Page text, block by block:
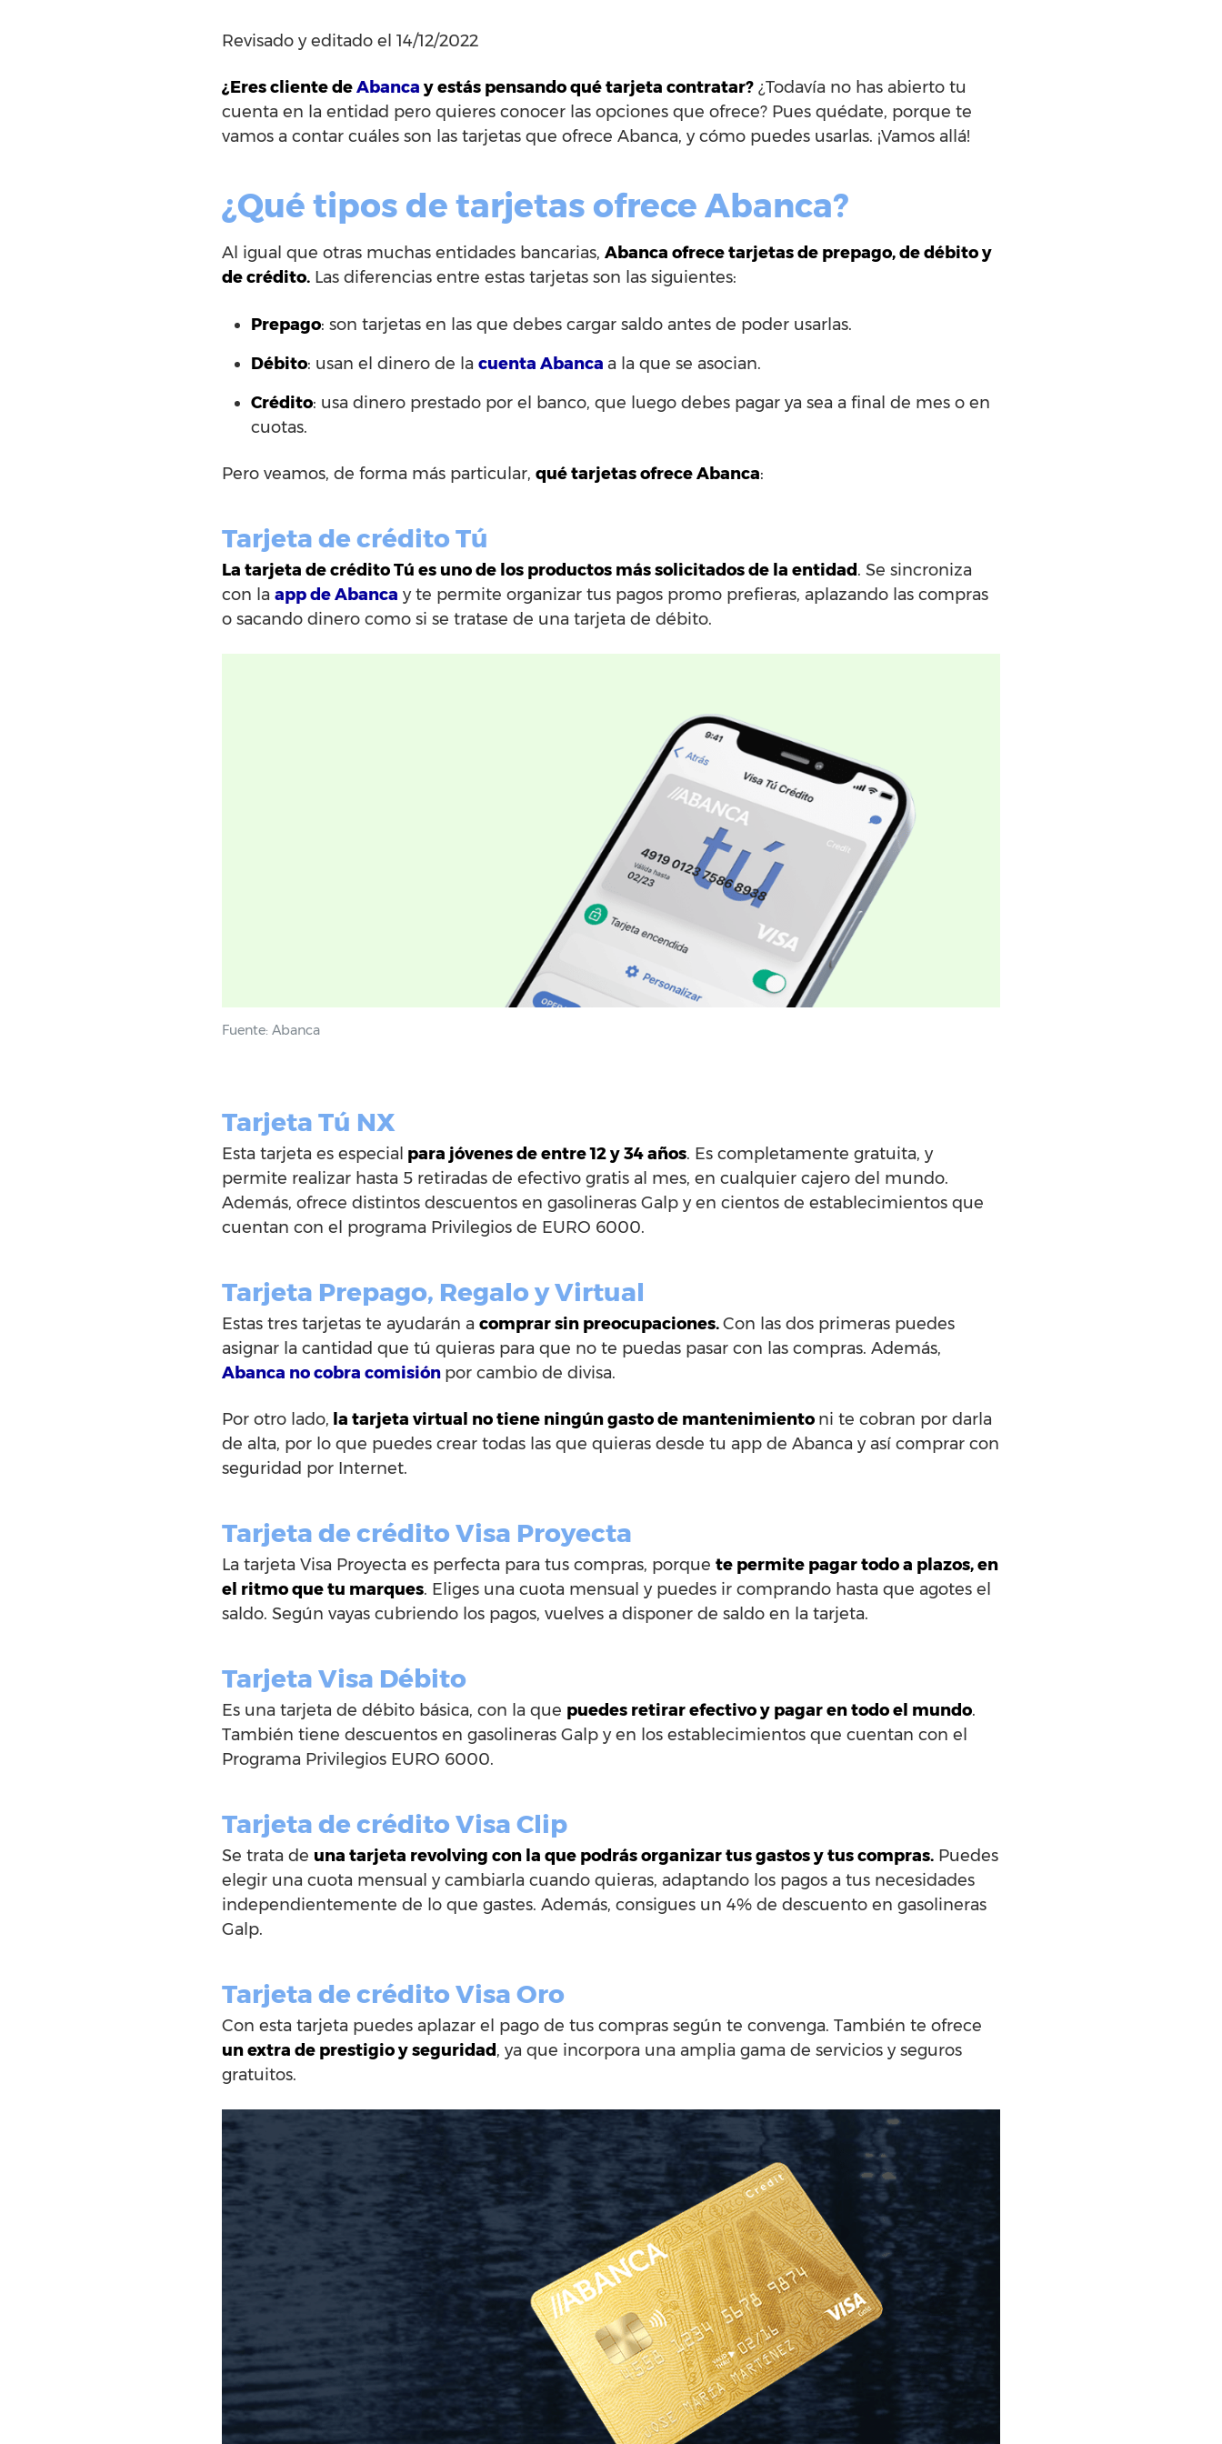
Revisado y editado el 14/12/2022
¿Eres cliente deAbanca y estás pensando qué tarjeta contratar? ¿Todavía no has abierto tu
cuenta en la entidad pero quieres conocer las opciones que ofrece? Pues quédate, porque te
vamos a contar cuáles son las tarjetas que ofrece Abanca, y cómo puedes usarlas. ¡Vamos allá!
¿Qué tipos de tarjetas ofrece Abanca?
Al igual que otras muchas entidades bancarias, Abanca ofrece tarjetas de prepago, de débito y
de crédito. Las diferencias entre estas tarjetas son las siguientes:
Prepago: son tarjetas en las que debes cargar saldo antes de poder usarlas.
Débito: usan el dinero de la cuenta Abanca a la que se asocian.
Crédito: usa dinero prestado por el banco, que luego debes pagar ya sea a final de mes o en
cuotas.
Pero veamos, de forma más particular, qué tarjetas ofrece Abanca:
Tarjeta de crédito Tú
La tarjeta de crédito Tú es uno de los productos más solicitados de la entidad. Se sincroniza
con la app de Abanca y te permite organizar tus pagos promo prefieras, aplazando las compras
o sacando dinero como si se tratase de una tarjeta de débito.
Fuente: Abanca
Tarjeta Tú NX
Esta tarjeta es especial para jóvenes de entre 12 y 34 años. Es completamente gratuita, y
permite realizar hasta 5 retiradas de efectivo gratis al mes, en cualquier cajero del mundo.
Además, ofrece distintos descuentos en gasolineras Galp y en cientos de establecimientos que
cuentan con el programa Privilegios de EURO 6000.
Tarjeta Prepago, Regalo y Virtual
Estas tres tarjetas te ayudarán a comprar sin preocupaciones.Con las dos primeras puedes
asignar la cantidad que tú quieras para que no te puedas pasar con las compras. Además,
Abanca no cobra comisión por cambio de divisa.
Por otro lado, la tarjeta virtual no tiene ningún gasto de mantenimiento ni te cobran por darla
de alta, por lo que puedes crear todas las que quieras desde tu app de Abanca y así comprar con
seguridad por Internet.
Tarjeta de crédito Visa Proyecta
La tarjeta Visa Proyecta es perfecta para tus compras, porque te permite pagar todo a plazos, en
el ritmo que tu marques. Eliges una cuota mensual y puedes ir comprando hasta que agotes el
saldo. Según vayas cubriendo los pagos, vuelves a disponer de saldo en la tarjeta.
Tarjeta Visa Débito
Es una tarjeta de débito básica, con la que puedes retirar efectivo y pagar en todo el mundo.
También tiene descuentos en gasolineras Galp y en los establecimientos que cuentan con el
Programa Privilegios EURO 6000.
Tarjeta de crédito Visa Clip
Se trata de una tarjeta revolving con la que podrás organizar tus gastos y tus compras. Puedes
elegir una cuota mensual y cambiarla cuando quieras, adaptando los pagos a tus necesidades
independientemente de lo que gastes. Además, consigues un 4% de descuento en gasolineras
Galp.
Tarjeta de crédito Visa Oro
Con esta tarjeta puedes aplazar el pago de tus compras según te convenga. También te ofrece
un extra de prestigio y seguridad , ya que incorpora una amplia gama de servicios y seguros
gratuitos.